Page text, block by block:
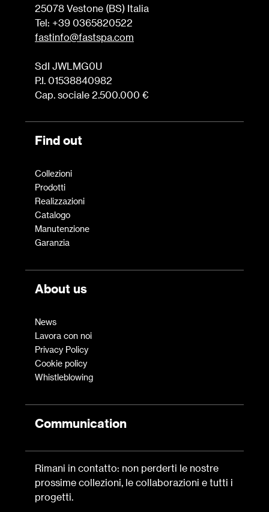
25078 Vestone (BS) Italia
Tel: +39 0365820522
fastinfo@fastspa.com
SdI JWLMG0U
P.I. 01538840982
Cap. sociale 2.500.000 €
Find out
Collezioni
Prodotti
Realizzazioni
Catalogo
Manutenzione
Garanzia
About us
News
Lavora con noi
Privacy Policy
Cookie policy
Whistleblowing
Communication
Rimani in contatto: non perderti le nostre
prossime collezioni, le collaborazioni e tutti i
progetti.